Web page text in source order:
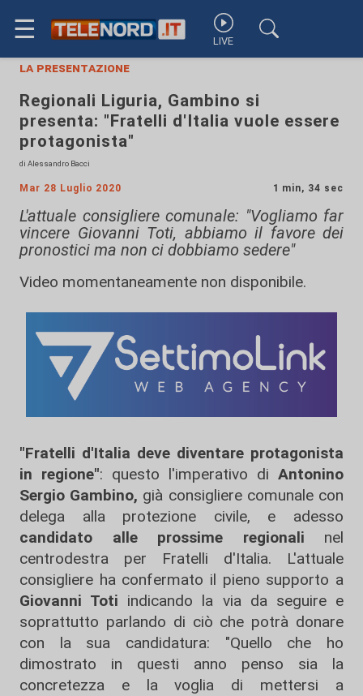
☰ LIVE
la presentazione
Regionali Liguria, Gambino si
presenta: "Fratelli d'Italia vuole essere
protagonista"
di Alessandro Bacci
Mar 28 Luglio 2020 1 min, 34 sec
L'attuale consigliere comunale: "Vogliamo far
vincere Giovanni Toti, abbiamo il favore dei
pronostici ma non ci dobbiamo sedere"
Video momentaneamente non disponibile.
"Fratelli d'Italia deve diventare protagonista
in regione": questo l'imperativo di Antonino
Sergio Gambino, già consigliere comunale con
delega alla protezione civile, e adesso
candidato alle prossime regionali nel
centrodestra per Fratelli d'Italia. L'attuale
consigliere ha confermato il pieno supporto a
Giovanni Toti indicando la via da seguire e
soprattutto parlando di ciò che potrà donare
con la sua candidatura: "Quello che ho
dimostrato in questi anno penso sia la
concretezza e la voglia di mettersi a